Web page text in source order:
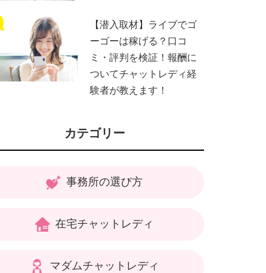
【潜入取材】ライブでゴ
ーゴーは稼げる？口コ
ミ・評判を検証！報酬に
ついてチャットレディ経
験者が教えます！
カテゴリー
事務所の選び方
在宅チャットレディ
マダムチャットレディ